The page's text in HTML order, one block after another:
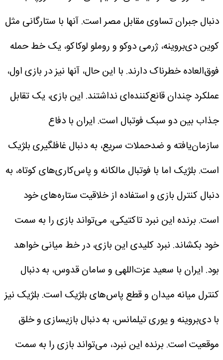
دنبال جبران تساوی مقابل مصر است. آنها با ستارگانی مثل
کوین دی‌بروینه، ژرمی دوکو و روملو لوکاکو، یک خط حمله
فوق‌العاده خطرناک دارند. با این حال، آنها نیز در بازی اول،
عملکرد چندان قانع‌کننده‌ای نداشتند. این بازی، یک تقابل
جذاب بین دو سبک فوتبال است. ایران با دفاع
سازمان‌یافته و ضدحملات سریع، به دنبال غافلگیری بلژیک
است. بلژیک اما با فوتبال مالکانه و پاس‌کاری‌های کوتاه، به
دنبال کنترل بازی و استفاده از خلاقیت ستاره‌های خود
است. برنده این نبرد تاکتیکی، می‌تواند بازی را به سمت
خود بکشاند. نبرد کلیدی این بازی، در خط میانی خواهد
بود. ایران با سعید عزت‌اللهی و سامان قدوس، به دنبال
کنترل میانه میدان و قطع پاس‌های بلژیک است. بلژیک نیز
با دی‌بروینه و یوری تیلمانس، به دنبال بازیسازی و خلق
موقعیت است. برنده این نبرد، می‌تواند بازی را به سمت